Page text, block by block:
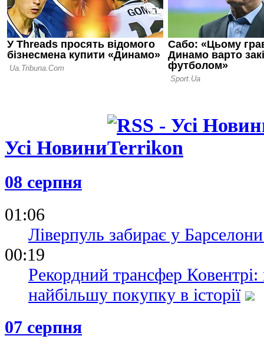
08.06.26 09:45
Малага
крок до
Ліги
Усі Новини
08 серпня
01:06
Ліверпуль забирає у
00:19
Рекордний трансфер
найбільшу покупку в історії
07 серпня